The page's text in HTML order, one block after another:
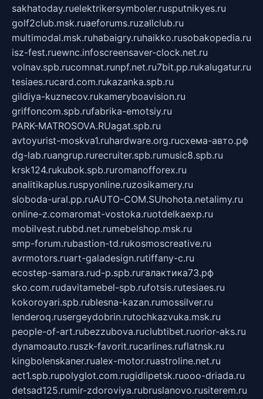
sakhatoday.ruelektrikersymboler.rusputnikyes.ru
golf2club.msk.ruaeforums.ruzallclub.ru
multimodal.msk.ruhabaigry.ruhaikko.rusobakopedia.ru
isz-fest.ruewnc.infoscreensaver-clock.net.ru
volnav.spb.rucomnat.runpf.net.ru7bit.pp.rukalugatur.ru
tesiaes.rucard.com.rukazanka.spb.ru
gildiya-kuznecov.rukameryboavision.ru
griffoncom.spb.rufabrika-emotsiy.ru
PARK-MATROSOVA.RUagat.spb.ru
avtoyurist-moskva1.ruhardware.org.ruсхема-авто.рф
dg-lab.ruangrup.rurecruiter.spb.rumusic8.spb.ru
krsk124.rukubok.spb.ruromanofforex.ru
analitikaplus.ruspyonline.ruzosikamery.ru
sloboda-ural.pp.ruAUTO-COM.SUhohota.netalimy.ru
online-z.comaromat-vostoka.ruotdelkaexp.ru
mobilvest.rubbd.net.rumebelshop.msk.ru
smp-forum.rubastion-td.rukosmoscreative.ru
avrmotors.ruart-galadesign.rutiffany-c.ru
ecostep-samara.rud-p.spb.ruгалактика73.рф
sko.com.rudavitamebel-spb.rufotsis.rutesiaes.ru
kokoroyari.spb.rublesna-kazan.rumossilver.ru
lenderoq.rusergeydobrin.rutochkazvuka.msk.ru
people-of-art.rubezzubova.ruclubtibet.ruorior-aks.ru
dynamoauto.ruszk-favorit.rucarlines.ruflatnsk.ru
kingbolenskaner.rualex-motor.ruastroline.net.ru
act1.spb.rupolyglot.com.rugidlipetsk.ruooo-driada.ru
detsad125.rumir-zdoroviya.rubruslanovo.rusiterem.ru